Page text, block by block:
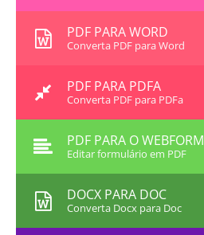
PDF PARA WORD
Converta PDF para Word
PDF PARA PDFA
Converta PDF para PDFa
PDF PARA O WEBFORM
Editar formulário em PDF
DOCX PARA DOC
Converta Docx para Doc